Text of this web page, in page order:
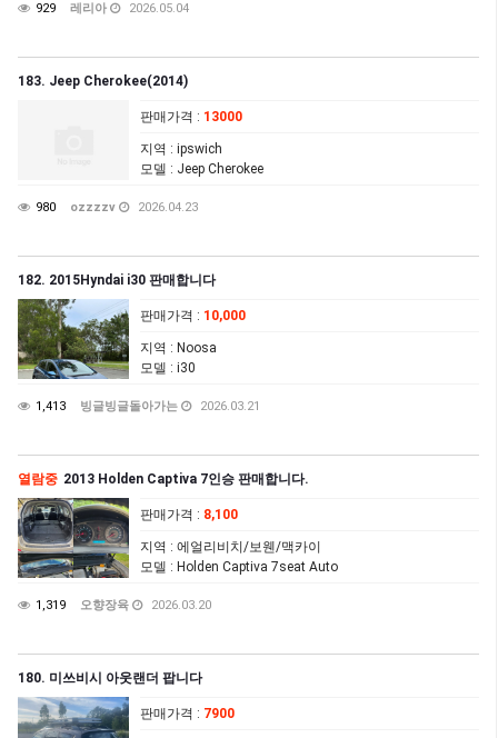
929 레리아 2026.05.04
183. Jeep Cherokee(2014)
판매가격 : 13000
지역 : ipswich
모델 : Jeep Cherokee
980 ozzzzv 2026.04.23
182. 2015Hyndai i30 판매합니다
판매가격 : 10,000
지역 : Noosa
모델 : i30
1,413 빙글빙글돌아가는 2026.03.21
열람중 2013 Holden Captiva 7인승 판매합니다.
판매가격 : 8,100
지역 : 에얼리비치/보웬/맥카이
모델 : Holden Captiva 7seat Auto
1,319 오향장육 2026.03.20
180. 미쓰비시 아웃랜더 팝니다
판매가격 : 7900